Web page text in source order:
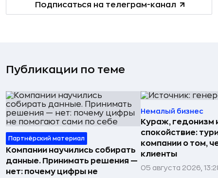
Подписаться на телеграм-канал
Публикации по теме
Партнёрский материал
Компании научились собирать
данные. Принимать решения —
нет: почему цифры не
Немалый бизнес
Кураж, гедонизм
спокойствие:
компании о том,
клиенты
05 августа 2026,